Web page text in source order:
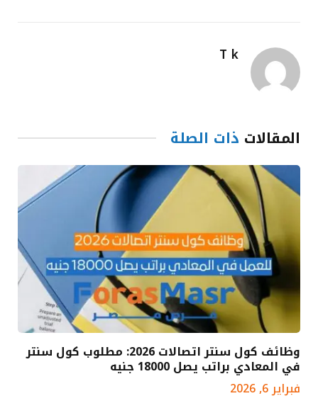
T k
المقالات ذات الصلة
وظائف كول سنتر اتصالات 2026: مطلوب كول سنتر
في المعادي براتب يصل 18000 جنيه
فبراير 6, 2026